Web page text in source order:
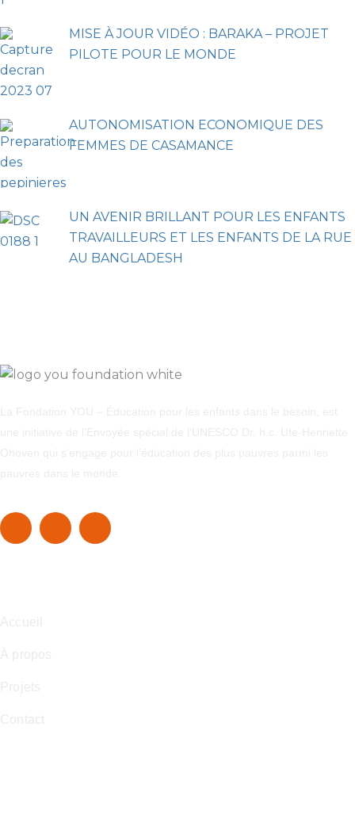
MISE À JOUR VIDÉO : BARAKA – PROJET
PILOTE POUR LE MONDE
AUTONOMISATION ECONOMIQUE DES
FEMMES DE CASAMANCE
UN AVENIR BRILLANT POUR LES ENFANTS
TRAVAILLEURS ET LES ENFANTS DE LA RUE
AU BANGLADESH